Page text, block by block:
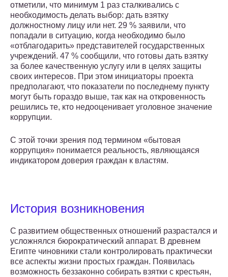
отметили, что минимум 1 раз сталкивались с
необходимость делать выбор: дать взятку
должностному лицу или нет. 29 % заявили, что
попадали в ситуацию, когда необходимо было
«отблагодарить» представителей государственных
учреждений. 47 % сообщили, что готовы дать взятку
за более качественную услугу или в целях защиты
своих интересов. При этом инициаторы проекта
предполагают, что показатели по последнему пункту
могут быть гораздо выше, так как на откровенность
решились те, кто недооценивает уголовное значение
коррупции.
С этой точки зрения под термином «бытовая
коррупция» понимается реальность, являющаяся
индикатором доверия граждан к властям.
История возникновения
С развитием общественных отношений разрастался и
усложнялся бюрократический аппарат. В древнем
Египте чиновники стали контролировать практически
все аспекты жизни простых граждан. Появилась
возможность беззаконно собирать взятки с крестьян,